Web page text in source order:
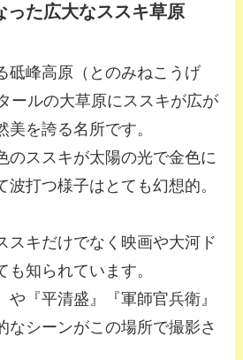
った広大なススキ草原
砥峰高原（とのみねこうげ
ールの大草原にススキが広が
美を誇る名所です。
のススキが太陽の光で金色に
波打つ様子はとても幻想的。
スキだけでなく映画や大河ド
も知られています。
や『平清盛』『軍師官兵衛』
なシーンがこの場所で撮影さ